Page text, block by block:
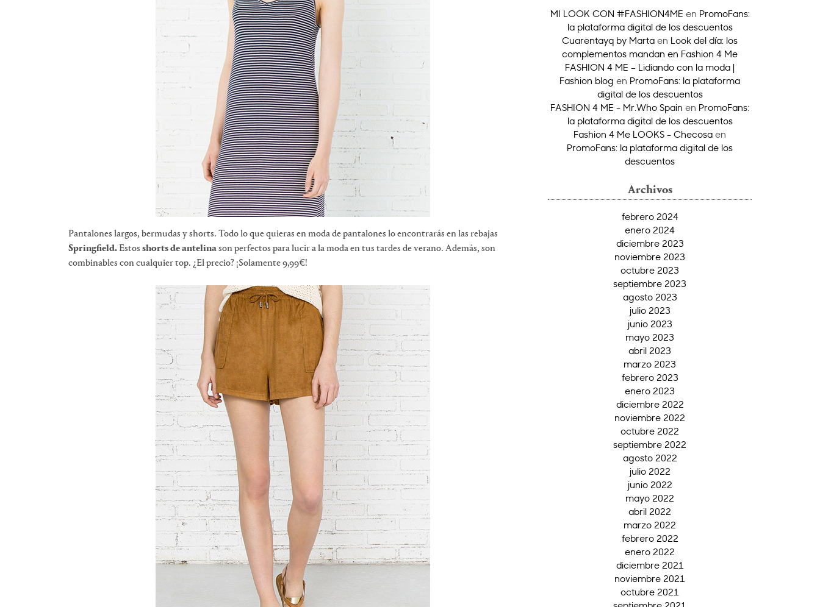
Pantalones largos, bermudas y shorts. Todo lo que quieras en moda de pantalones lo encontrarás en las rebajas
Springfield. Estos shorts de antelinason perfectos para lucir a la moda en tus tardes de verano. Además, son
combinables con cualquier top. ¿El precio? ¡Solamente 9,99€!
MI LOOK CON #FASHION4ME en PromoFans:
la plataforma digital de los descuentos
Cuarentayq by Marta en Look del día: los
complementos mandan en Fashion 4 Me
FASHION 4 ME – Lidiando con la moda |
Fashion blog en PromoFans: la plataforma
digital de los descuentos
FASHION 4 ME - Mr.Who Spain en PromoFans:
la plataforma digital de los descuentos
Fashion 4 Me LOOKS - Checosa en
PromoFans: la plataforma digital de los
descuentos
Archivos
febrero 2024
enero 2024
diciembre 2023
noviembre 2023
octubre 2023
septiembre 2023
agosto 2023
julio 2023
junio 2023
mayo 2023
abril 2023
marzo 2023
febrero 2023
enero 2023
diciembre 2022
noviembre 2022
octubre 2022
septiembre 2022
agosto 2022
julio 2022
junio 2022
mayo 2022
abril 2022
marzo 2022
febrero 2022
enero 2022
diciembre 2021
noviembre 2021
octubre 2021